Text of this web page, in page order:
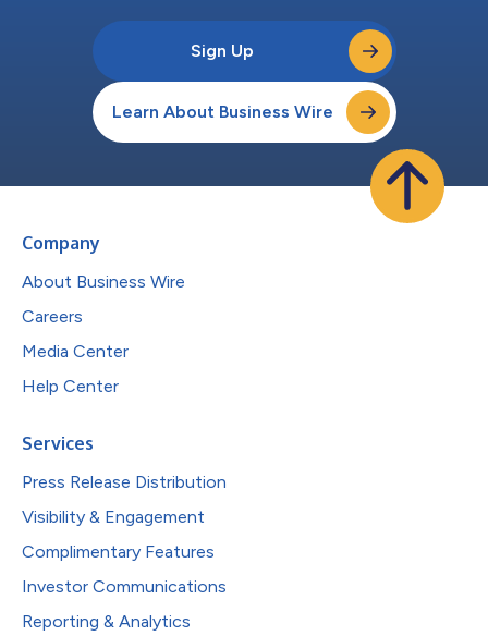
Sign Up
Learn About Business Wire
Company
About Business Wire
Careers
Media Center
Help Center
Services
Press Release Distribution
Visibility & Engagement
Complimentary Features
Investor Communications
Reporting & Analytics